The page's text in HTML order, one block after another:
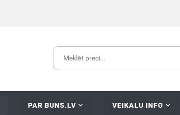
PAR BUNS.LV VEIKALU INFO